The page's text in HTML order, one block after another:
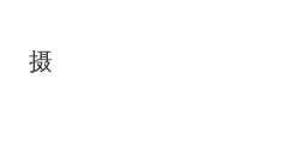
摄